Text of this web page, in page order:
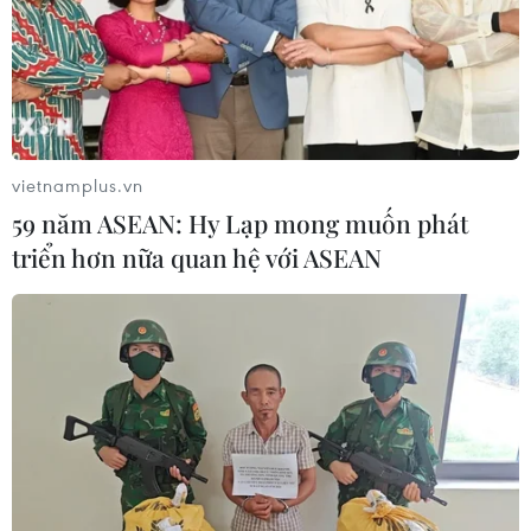
30/04/2021 10:23
Tính chung 4 tháng đầu năm 2021, kim ngạch xuất khẩu
hàng hóa ước tính đạt 103,9 tỷ USD, tăng 28,3% so với
cùng kỳ năm trước.
vietnamplus.vn
59 năm ASEAN: Hy Lạp mong muốn phát
triển hơn nữa quan hệ với ASEAN